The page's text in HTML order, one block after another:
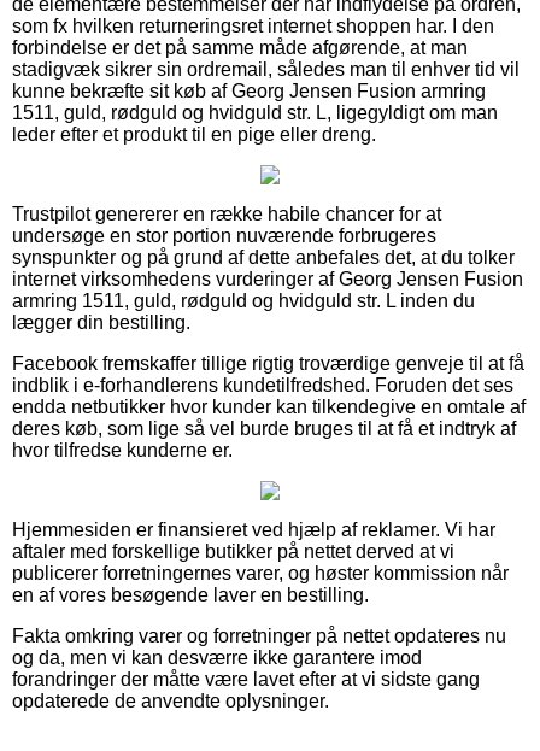
som fx hvilken returneringsret internet shoppen har. I den
forbindelse er det på samme måde afgørende, at man
stadigvæk sikrer sin ordremail, således man til enhver tid vil
kunne bekræfte sit køb af Georg Jensen Fusion armring
1511, guld, rødguld og hvidguld str. L, ligegyldigt om man
leder efter et produkt til en pige eller dreng.
Trustpilot genererer en række habile chancer for at
undersøge en stor portion nuværende forbrugeres
synspunkter og på grund af dette anbefales det, at du tolker
internet virksomhedens vurderinger af Georg Jensen Fusion
armring 1511, guld, rødguld og hvidguld str. L inden du
lægger din bestilling.
Facebook fremskaffer tillige rigtig troværdige genveje til at få
indblik i e-forhandlerens kundetilfredshed. Foruden det ses
endda netbutikker hvor kunder kan tilkendegive en omtale af
deres køb, som lige så vel burde bruges til at få et indtryk af
hvor tilfredse kunderne er.
Hjemmesiden er finansieret ved hjælp af reklamer. Vi har
aftaler med forskellige butikker på nettet derved at vi
publicerer forretningernes varer, og høster kommission når
en af vores besøgende laver en bestilling.
Fakta omkring varer og forretninger på nettet opdateres nu
og da, men vi kan desværre ikke garantere imod
forandringer der måtte være lavet efter at vi sidste gang
opdaterede de anvendte oplysninger.